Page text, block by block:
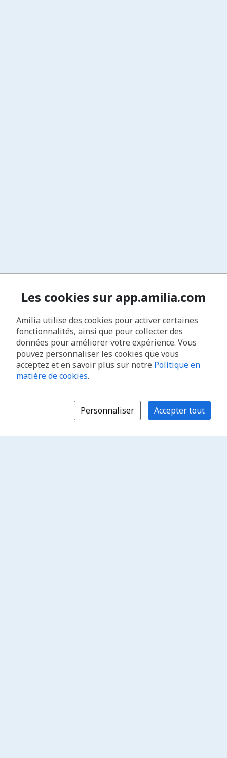
Les cookies sur app.amilia.com
Amilia utilise des cookies pour activer certaines
fonctionnalités, ainsi que pour collecter des
données pour améliorer votre expérience. Vous
pouvez personnaliser les cookies que vous
acceptez et en savoir plus sur notre Politique en
matière de cookies.
Personnaliser Accepter tout